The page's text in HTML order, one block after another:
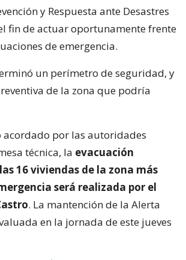
y Respuesta ante Desastres
fin de actuar oportunamente frente
de emergencia.
un perímetro de seguridad, y
de la zona que podría
acordado por las autoridades
técnica, la evacuación
16 viviendas de la zona más
será realizada por el
. La mantención de la Alerta
en la jornada de este jueves